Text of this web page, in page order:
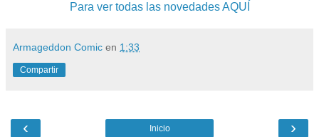
Para ver todas las novedades AQUÍ
Armageddon Comic en 1:33
Compartir
‹ ›
Inicio